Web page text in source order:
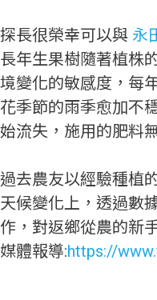
探長很榮幸可以與 永
長年生果樹隨著植株
境變化的敏感度，每
花季節的雨季愈加不
始流失，施用的肥料
過去農友以經驗種植
天候變化上 ，透過數
作，對返鄉從農的新
媒體報導:https://